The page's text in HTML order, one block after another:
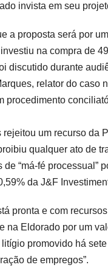
invista em seu
a proposta será por
na compra de
discutido durante
relator do caso
procedimento
um recurso da
qualquer ato de
“má-fé processual”
da J&F
pronta e com
na Eldorado por um
promovido há
de empregos”.